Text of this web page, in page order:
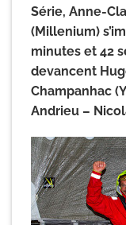
Série, Anne-
(Millenium)
minutes et 42
devancent
Champanhac
Andrieu –